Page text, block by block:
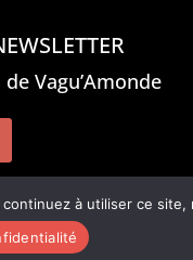
Vagu’Amonde
de vente–
– Livraison
à utiliser ce